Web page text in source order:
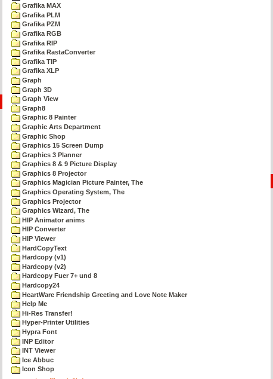
Grafika MAX
Grafika PLM
Grafika PZM
Grafika RGB
Grafika RIP
Grafika RastaConverter
Grafika TIP
Grafika XLP
Graph
Graph 3D
Graph View
Graph8
Graphic 8 Painter
Graphic Arts Department
Graphic Shop
Graphics 15 Screen Dump
Graphics 3 Planner
Graphics 8 & 9 Picture Display
Graphics 8 Projector
Graphics Magician Picture Painter, The
Graphics Operating System, The
Graphics Projector
Graphics Wizard, The
HIP Animator anims
HIP Converter
HIP Viewer
HardCopyText
Hardcopy (v1)
Hardcopy (v2)
Hardcopy Fuer 7+ und 8
Hardcopy24
HeartWare Friendship Greeting and Love Note Maker
Help Me
Hi-Res Transfer!
Hyper-Printer Utilities
Hypra Font
INP Editor
INT Viewer
Ice Abbuc
Icon Shop